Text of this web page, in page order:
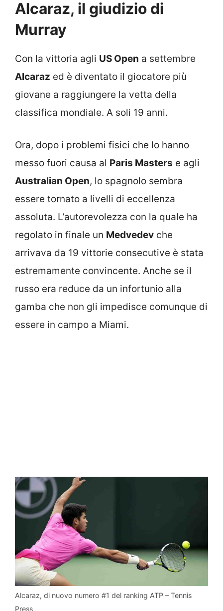
Alcaraz, il giudizio di
Murray
Con la vittoria agli US Open a settembre
Alcaraz ed è diventato il giocatore più
giovane a raggiungere la vetta della
classifica mondiale. A soli 19 anni.
Ora, dopo i problemi fisici che lo hanno
messo fuori causa al Paris Masters e agli
Australian Open, lo spagnolo sembra
essere tornato a livelli di eccellenza
assoluta. L’autorevolezza con la quale ha
regolato in finale un Medvedev che
arrivava da 19 vittorie consecutive è stata
estremamente convincente. Anche se il
russo era reduce da un infortunio alla
gamba che non gli impedisce comunque di
essere in campo a Miami.
Alcaraz, di nuovo numero #1 del ranking ATP – Tennis
Press